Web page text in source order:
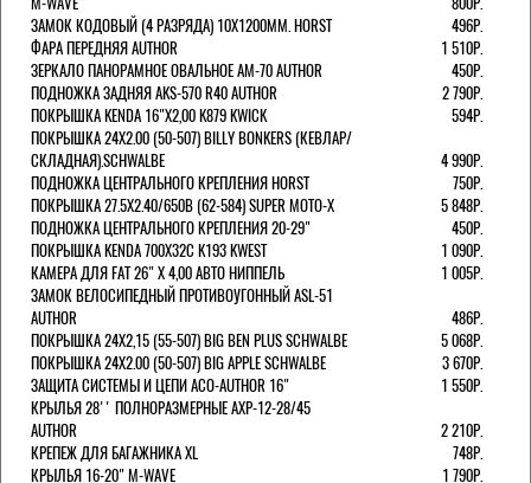
ЗАМОК КОДОВЫЙ (4 РАЗРЯДА) 10Х1200ММ. HORST
496Р.
ФАРА ПЕРЕДНЯЯ AUTHOR
1 510Р.
ЗЕРКАЛО ПАНОРАМНОЕ ОВАЛЬНОЕ AM-70 AUTHOR
450Р.
ПОДНОЖКА ЗАДНЯЯ AKS-570 R40 AUTHOR
2 790Р.
ПОКРЫШКА KENDA 16"Х2,00 K879 KWICK
594Р.
ПОКРЫШКА 24X2.00 (50-507) BILLY BONKERS (КЕВЛАР/
СКЛАДНАЯ).SCHWALBE
4 990Р.
ПОДНОЖКА ЦЕНТРАЛЬНОГО КРЕПЛЕНИЯ HORST
750Р.
ПОКРЫШКА 27.5X2.40/650B (62-584) SUPER MOTO-X
5 848Р.
ПОДНОЖКА ЦЕНТРАЛЬНОГО КРЕПЛЕНИЯ 20-29"
450Р.
ПОКРЫШКА KENDA 700Х32С K193 KWEST
1 090Р.
КАМЕРА ДЛЯ FAT 26" X 4,00 АВТО НИППЕЛЬ
1 005Р.
ЗАМОК ВЕЛОСИПЕДНЫЙ ПРОТИВОУГОННЫЙ ASL-51
AUTHOR
486Р.
ПОКРЫШКА 24X2,15 (55-507) BIG BEN PLUS SCHWALBE
5 068Р.
ПОКРЫШКА 24X2.00 (50-507) BIG APPLE SCHWALBE
3 670Р.
ЗАЩИТА СИСТЕМЫ И ЦЕПИ ACO-AUTHOR 16"
1 550Р.
КРЫЛЬЯ 28'' ПОЛНОРАЗМЕРНЫЕ AXP-12-28/45
AUTHOR
2 210Р.
КРЕПЕЖ ДЛЯ БАГАЖНИКА XL
748Р.
КРЫЛЬЯ 16-20" M-WAVE
1 790Р.